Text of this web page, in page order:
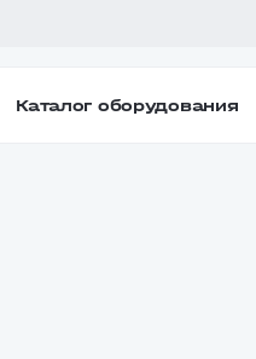
Каталог оборудования